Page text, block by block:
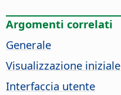
Argomenti correlati
Generale
Visualizzazione iniziale
Interfaccia utente